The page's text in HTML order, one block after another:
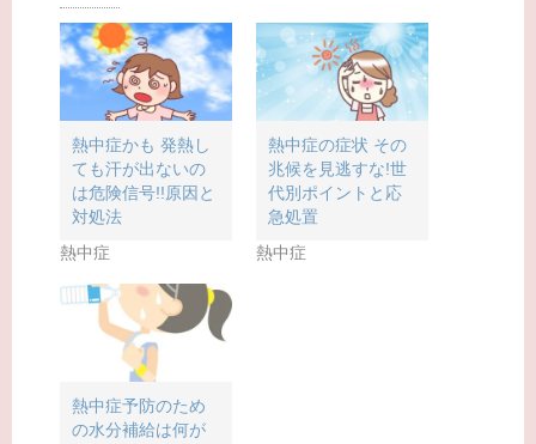
t
e
r
で
共
有
し
い
ウ
ィ
ン
ド
ウ
で
き
す
)
す
る
に
は
ク
リ
ッ
ク
し
て
く
だ
さ
ウ
ィ
ン
ド
ウ
で
開
き
ま
す
)
e
+
で
共
有
(
新
し
い
ウ
ィ
ン
ド
す
)
熱中症かも 発熱し
ても汗が出ないの
は危険信号!!原因と
対処法
熱中症
熱中症の症状 その
兆候を見逃すな!世
代別ポイントと応
急処置
熱中症
熱中症予防のため
の水分補給は何が